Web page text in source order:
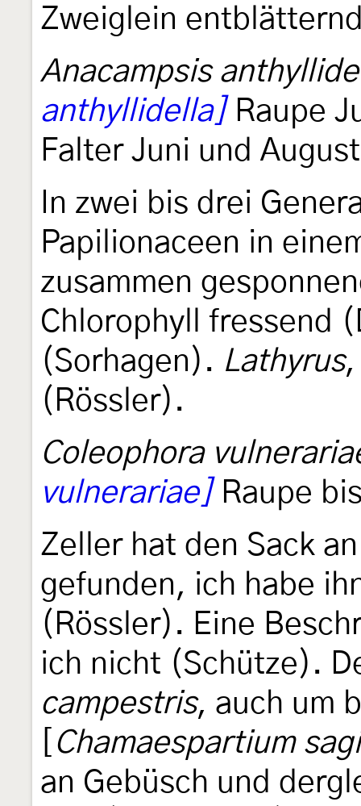
Zweiglein
Anacampsis
anthyllidella]Raupe
Falter Juni und August
In zwei bis drei
Papilionaceen in
zusammen
Chlorophyll fressend
(Sorhagen). Lathyrus,
(Rössler).
Coleophora
vulnerariae]Raupe
Zeller hat den Sack
gefunden, ich habe
(Rössler). Eine
ich nicht (Schütze).
campestris, auch um
Chamaespartium
an Gebüsch und